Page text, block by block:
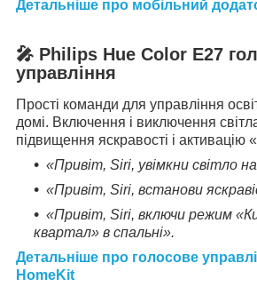
Детальніше про мобільний
🎤 Philips Hue Color E27
управління
Прості команди для управління
домі. Включення і виключення
підвищення яскравості і активацію
«Привіт, Siri, увімкни світло на
«Привіт, Siri, встанови
«Привіт, Siri, включи режим
квартал» в спальні».
Детальніше про голосове
HomeKit